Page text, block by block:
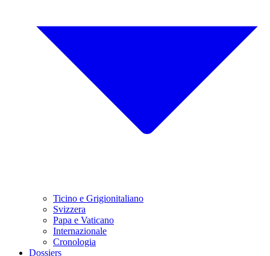
Ticino e Grigionitaliano
Svizzera
Papa e Vaticano
Internazionale
Cronologia
Dossiers